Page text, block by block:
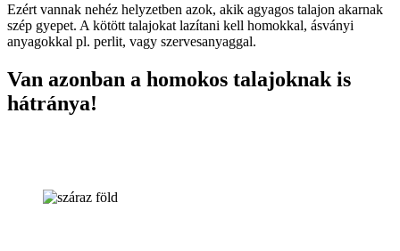
Ezért vannak nehéz helyzetben azok, akik agyagos talajon akarnak
szép gyepet. A kötött talajokat lazítani kell homokkal, ásványi
anyagokkal pl. perlit, vagy szervesanyaggal.
Van azonban a homokos talajoknak is
hátránya!